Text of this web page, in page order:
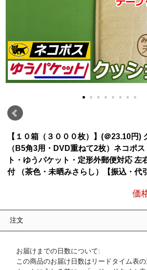
【１０箱（３０００枚）】(＠23.10円)
（B5角3用・DVD重ねて2枚）ネコポ
ト・ゆうパケット・定形外郵便対応 左
付 （茶色・未晒みさらし）【振込・代
価
注文
お届けまでの日数について:
この商品のお届け日数はリードタイム表の